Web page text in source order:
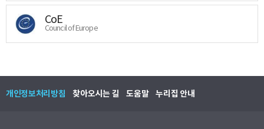
CoE
Council of Europe
개인정보처리방침 찾아오시는 길 도움말 누리집 안내